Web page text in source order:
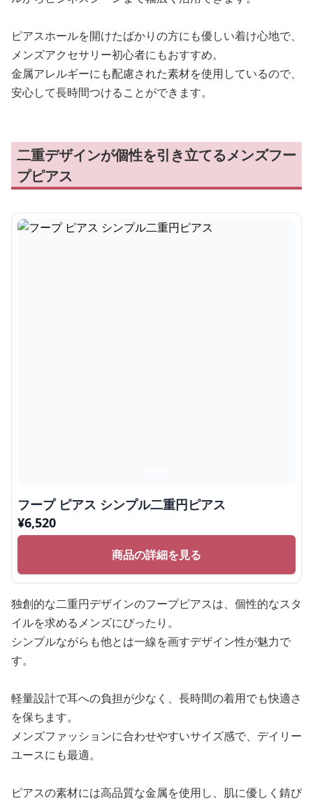
ピアスホールを開けたばかりの方にも優しい着け心地で、
メンズアクセサリー初心者にもおすすめ。
金属アレルギーにも配慮された素材を使用しているので、
安心して長時間つけることができます。
二重デザインが個性を引き立てるメンズフー
プピアス
フープ ピアス シンプル二重円ピアス
¥6,520
商品の詳細を見る
独創的な二重円デザインのフープピアスは、個性的なスタ
イルを求めるメンズにぴったり。
シンプルながらも他とは一線を画すデザイン性が魅力で
す。
軽量設計で耳への負担が少なく、長時間の着用でも快適さ
を保ちます。
メンズファッションに合わせやすいサイズ感で、デイリー
ユースにも最適。
ピアスの素材には高品質な金属を使用し、肌に優しく錆び